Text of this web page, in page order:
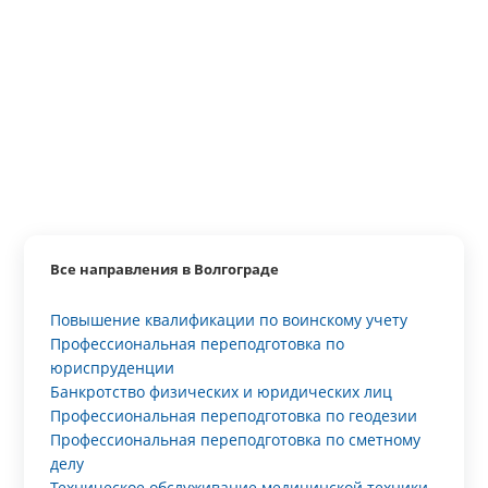
Все направления в Волгограде
Повышение квалификации по воинскому учету
Профессиональная переподготовка по
юриспруденции
Банкротство физических и юридических лиц
Профессиональная переподготовка по геодезии
Профессиональная переподготовка по сметному
делу